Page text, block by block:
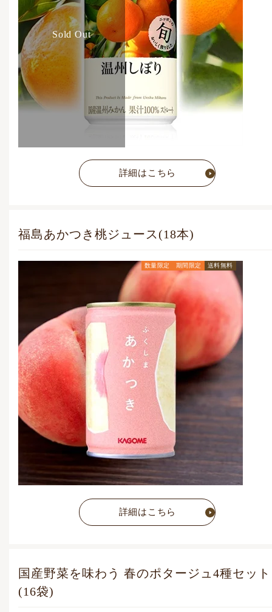
Sold Out
5,400 (税込)
詳細はこちら
福島あかつき桃ジュース(18本)
数量限定 期間限定 送料無料
通常価格
5,292 円 (税込)
詳細はこちら
国産野菜を味わう 春のポタージュ4種セット
(16袋)